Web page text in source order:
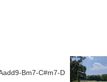
Bm7-C#m7-D